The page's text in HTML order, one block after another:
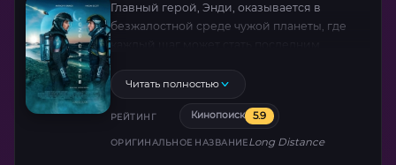
Главный герой, Энди, оказывается в
безжалостной среде чужой планеты, где
Читать полностью
РЕЙТИНГ Кинопоиск 5.9
ОРИГИНАЛЬНОЕ НАЗВАНИЕLong Distance